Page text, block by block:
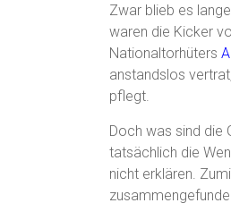
Zwar blieb es
waren die Kicker
Nationaltorhüters
anstandslos
pflegt.
Doch was sind die
tatsächlich die
nicht erklären.